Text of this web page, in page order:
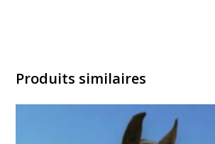
Produits similaires